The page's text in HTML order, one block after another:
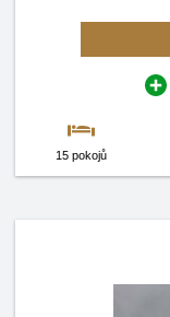
15 pokojů